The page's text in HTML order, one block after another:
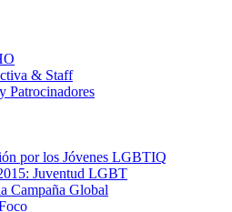
& Staff
Patrocinadores
por los Jóvenes LGBTIQ
Juventud LGBT
Campaña Global